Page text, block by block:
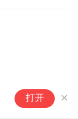
打开